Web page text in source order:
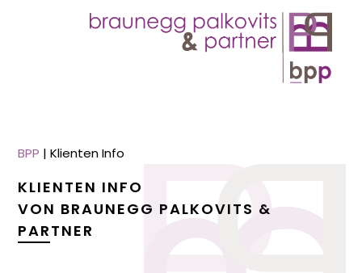
BPP |Klienten Info
KLIENTEN INFO
VON BRAUNEGG PALKOVITS &
PARTNER